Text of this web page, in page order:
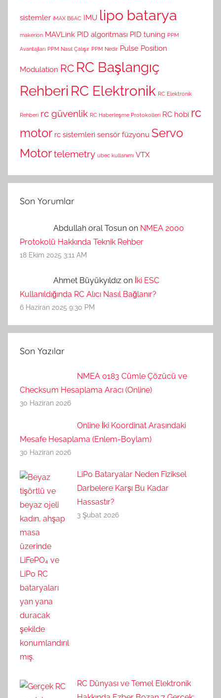
sistemler iMAX B6AC IMU lipo batarya
makerion MAVLink PID algoritması PID tuning PPM
Avantajları PPM Nasıl Çalışır PPM Nedir Pulse Position
Modulation RC RC Başlangıç
Rehberi RC Elektronik RC Elektronik
Rehberi rc güvenlik RC Haberleşme Protokolleri RC hobi rc
motor rc sistemleri sensör füzyonu Servo
Motortelemetry ubec kullanımı VTX
Son Yorumlar
Abdullah oral Tosun on NMEA 2000
Protokolü Hakkında Teknik Rehber
18 Ekim 2025 3:11 AM
Ahmet Büyükyıldız on İki ESC
Kullanıldığında RC Alıcı Nasıl Bağlanır?
6 Haziran 2025 9:30 PM
Son Yazılar
NMEA 0183 Cümle Çözücü ve
Checksum Hesaplama Aracı (Online)
30 Haziran 2026
Online İki Koordinat Arasındaki
Mesafe Hesaplama (Enlem-Boylam)
30 Haziran 2026
LiPo Bataryalar Neden Fiziksel
Darbelere Karşı Bu Kadar
Hassastır?
3 Şubat 2026
RC Dünyası ve Temel Elektronik